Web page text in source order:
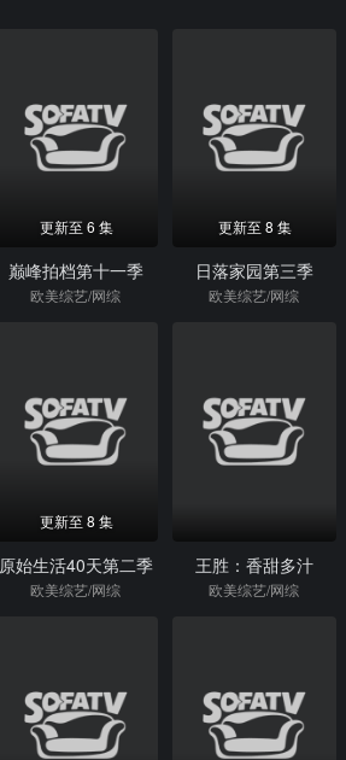
更新至 6 集
巅峰拍档第十一季
欧美综艺/网综
更新至 8 集
日落家园第三季
欧美综艺/网综
更新至 8 集
原始生活40天第二季
欧美综艺/网综
王胜：香甜多汁
欧美综艺/网综